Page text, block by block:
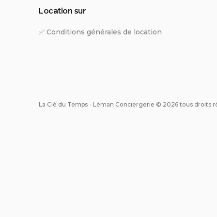
Location sur
✅ Conditions générales de location
La Clé du Temps - Léman Conciergerie © 2026 tous droits